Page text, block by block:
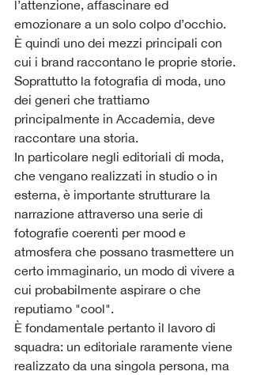
l’attenzione, affascinare ed
emozionare a un solo colpo d’occhio.
È quindi uno dei mezzi principali con
cui i brand raccontano le proprie storie.
Soprattutto la fotografia di moda, uno
dei generi che trattiamo
principalmente in Accademia, deve
raccontare una storia.
In particolare negli editoriali di moda,
che vengano realizzati in studio o in
esterna, è importante strutturare la
narrazione attraverso una serie di
fotografie coerenti per mood e
atmosfera che possano trasmettere un
certo immaginario, un modo di vivere a
cui probabilmente aspirare o che
reputiamo "cool".
È fondamentale pertanto il lavoro di
squadra: un editoriale raramente viene
realizzato da una singola persona, ma